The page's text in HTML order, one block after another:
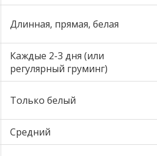
Длинная, прямая, белая
Каждые 2-3 дня (или
регулярный груминг)
Только белый
Средний